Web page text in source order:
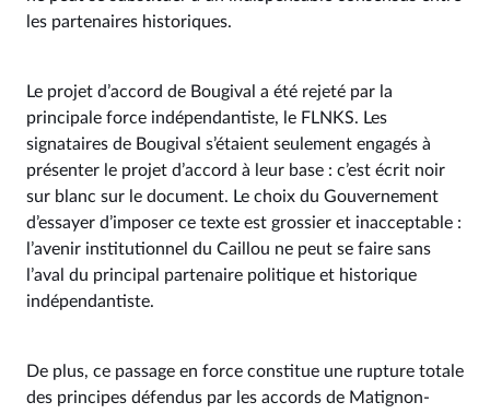
les partenaires historiques.
Le projet d’accord de Bougival a été rejeté par la
principale force indépendantiste, le FLNKS. Les
signataires de Bougival s’étaient seulement engagés à
présenter le projet d’accord à leur base : c’est écrit noir
sur blanc sur le document. Le choix du Gouvernement
d’essayer d’imposer ce texte est grossier et inacceptable :
l’avenir institutionnel du Caillou ne peut se faire sans
l’aval du principal partenaire politique et historique
indépendantiste.
De plus, ce passage en force constitue une rupture totale
des principes défendus par les accords de Matignon-